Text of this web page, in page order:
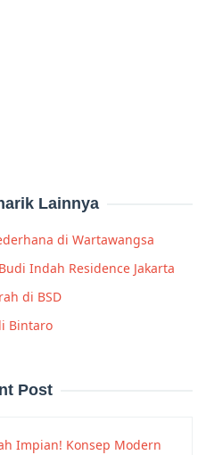
Lainnya
di Wartawangsa
Indah Residence Jakarta
di BSD
Bintaro
Post
Impian! Konsep Modern